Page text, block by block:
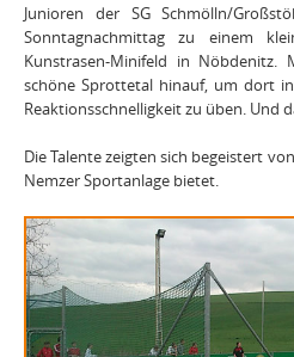
Junioren der SG Schmölln/
Sonntagnachmittag zu einem
Kunstrasen-Minifeld in
schöne Sprottetal hinauf, um dort
Reaktionsschnelligkeit zu üben. Und
Die Talente zeigten sich begeistert
Nemzer Sportanlage bietet.